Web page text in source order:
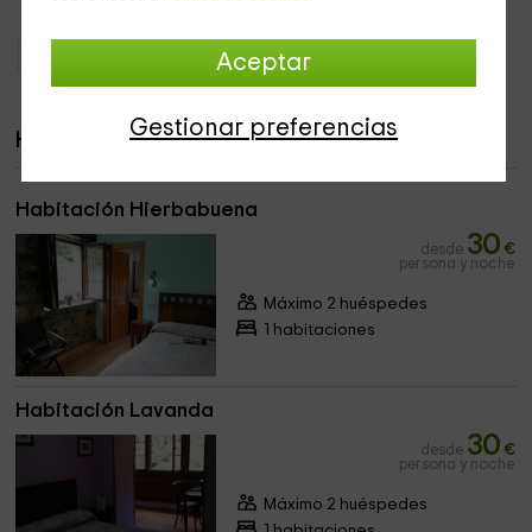
Aceptar
Gestionar preferencias
Hoteles con encanto Soto Del Barco
Habitaciones
Habitación Hierbabuena
desde 30 €
persona y noche
Máximo 2 huéspedes
1 habitaciones
Habitación Lavanda
desde 30 €
persona y noche
Máximo 2 huéspedes